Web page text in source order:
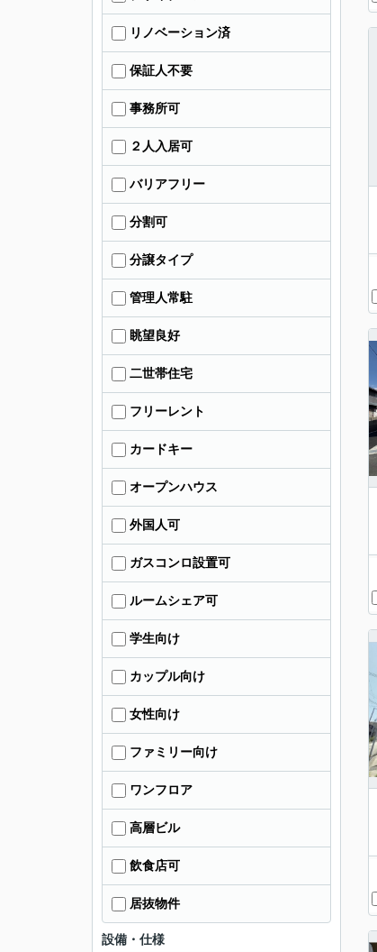
リノベーション済
保証人不要
事務所可
２人入居可
バリアフリー
分割可
分譲タイプ
管理人常駐
眺望良好
二世帯住宅
フリーレント
カードキー
オープンハウス
外国人可
ガスコンロ設置可
ルームシェア可
学生向け
カップル向け
女性向け
ファミリー向け
ワンフロア
高層ビル
飲食店可
居抜物件
設備・仕様